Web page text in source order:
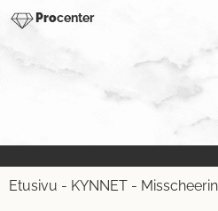
Procenter
Etusivu - KYNNET -